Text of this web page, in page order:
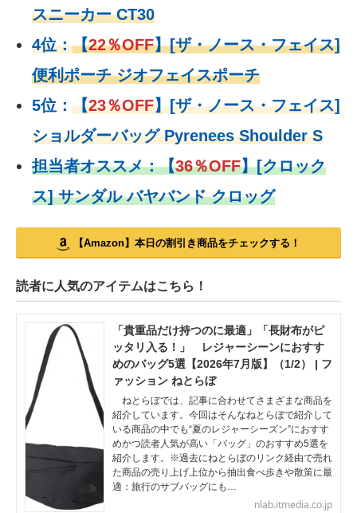
スニーカー CT30
4位：【22％OFF】[ザ・ノース・フェイス]
便利ポーチ ジオフェイスポーチ
5位： 【23％OFF】[ザ・ノース・フェイス]
ショルダーバッグ Pyrenees Shoulder S
担当者オススメ：【36％OFF】[クロック
ス] サンダル バヤバンド クロッグ
【Amazon】本日の割引き商品をチェックする！
読者に人気のアイテムはこちら！
「貴重品だけ持つのに最適」「長財布がピ
ッタリ入る！」 レジャーシーンにおすす
めのバッグ5選【2026年7月版】（1/2） | フ
ァッション ねとらぼ
ねとらぼでは、記事に合わせてさまざまな商品を
紹介しています。今回はそんなねとらぼで紹介して
いる商品の中でも“夏のレジャーシーズン”におすす
めかつ読者人気が高い「バッグ」のおすすめ5選を
紹介します。※過去にねとらぼのリンク経由で売れ
た商品の売り上げ上位から抽出食べ歩きや散策に最
適：旅行のサブバッグにも…
nlab.itmedia.co.jp